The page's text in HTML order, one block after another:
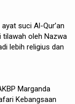
suci Al-Qur’an
tilawah oleh Nazwa
lebih religius dan
Marganda
Kebangsaan